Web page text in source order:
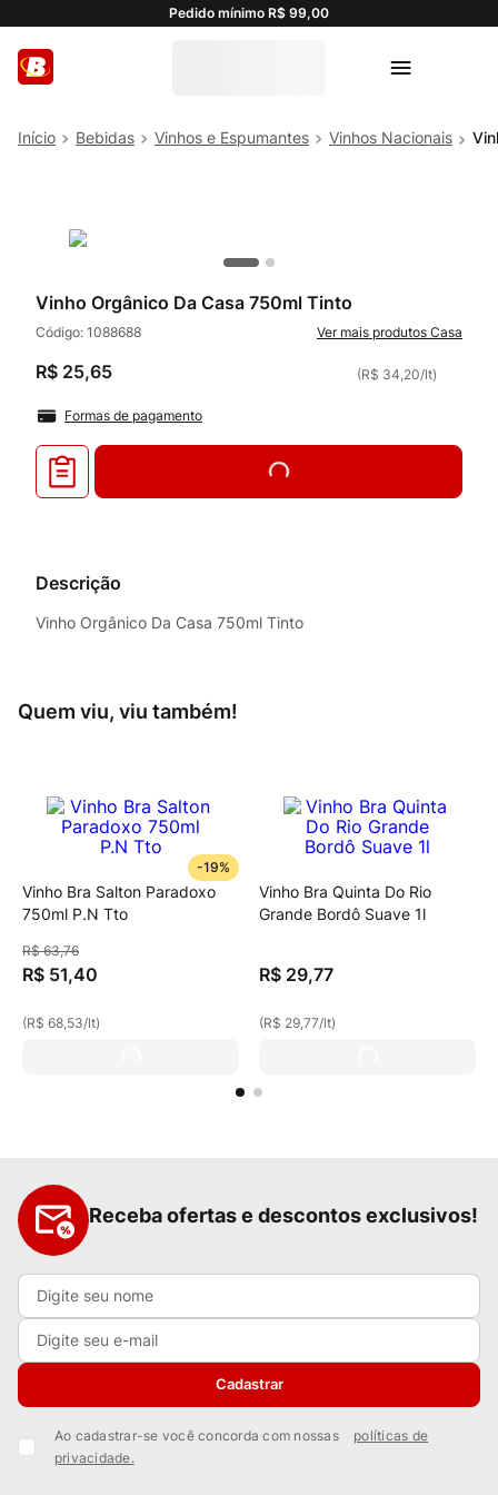
Pedido mínimo R$ 99,00
Bebidas Vinhos e Espumantes Vinhos Nacionais
Vinho Orgânico Da Casa 750ml Tinto
Código: 1088688 Casa
R$ 25,65 (R$ 34,20/lt)
Formas de pagamento
Descrição
Vinho Orgânico Da Casa 750ml Tinto
Quem viu, viu também!
-19%
Vinho Bra Salton Paradoxo
750ml P.N Tto
R$ 63,76
R$ 51,40
(R$ 68,53/lt)
Vinho Bra Quinta Do Rio
Grande Bordô Suave 1l
R$ 29,77
(R$ 29,77/lt)
Receba ofertas e descontos exclusivos!
Cadastrar
Ao cadastrar-se você concorda com nossas
políticas de
privacidade.